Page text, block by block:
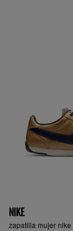
NIKE
zapatilla mujer nike